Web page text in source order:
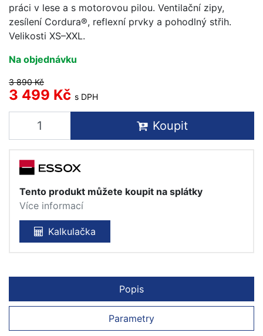
práci v lese a s motorovou pilou. Ventilační zipy,
zesílení Cordura®, reflexní prvky a pohodlný střih.
Velikosti XS–XXL.
Na objednávku
3 890 Kč
3 499 Kč s DPH
Koupit
Tento produkt můžete koupit na splátky
Více informací
Kalkulačka
Popis
Parametry